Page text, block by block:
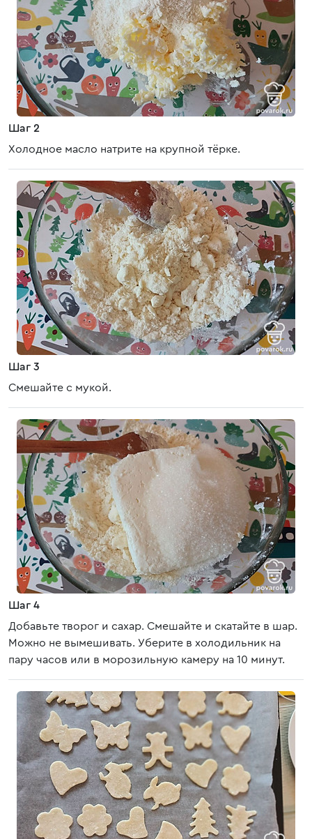
Шаг 2
Холодное масло натрите на крупной тёрке.
Шаг 3
Смешайте с мукой.
Шаг 4
Добавьте творог и сахар. Смешайте и скатайте в шар.
Можно не вымешивать. Уберите в холодильник на
пару часов или в морозильную камеру на 10 минут.